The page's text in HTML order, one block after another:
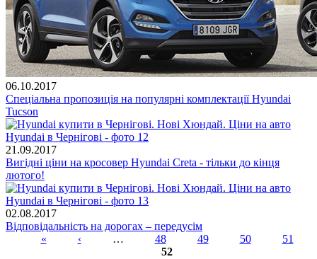
06.10.2017
Спеціальна пропозиція на популярні комплектації Hyundai
Tucson
21.09.2017
Вигідні ціни на кросовер Hyundai Creta - тільки до кінця
лютого!
02.08.2017
Відповідальність на дорогах – передусім
« ‹ … 48 49 50
51
52